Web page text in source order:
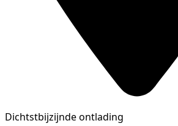
Dichtstbijzijnde ontlading